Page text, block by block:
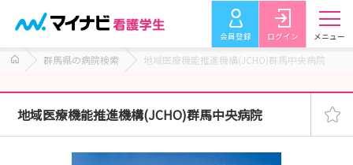
会員登録 ログイン メニュー
群馬県の病院検索 地域医療機能推進機構(JCHO)群馬中央病院
地域医療機能推進機構(JCHO)群馬中央病院